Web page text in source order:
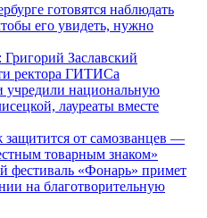
готовятся наблюдать
его увидеть, нужно
Заславский
ректора ГИТИСа
учредили национальную
лауреаты вместе
от самозванцев —
товарным знаком»
фестиваль «Фонарь» примет
на благотворительную